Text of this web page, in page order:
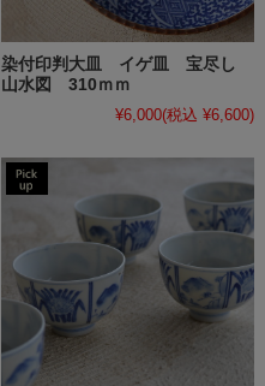
染付印判大皿 イゲ皿 宝尽し
山水図 310ｍｍ
¥6,000(税込 ¥6,600)